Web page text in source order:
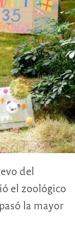
del
el zoológico
la mayor